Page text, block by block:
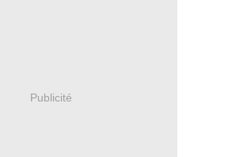
Publicité